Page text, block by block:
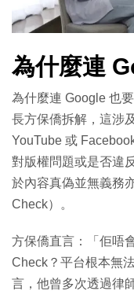
為什麼連
為什麼連 Google 也
長方保僑拆解，這涉
YouTube 或
對版權問題或是否違
於內容真偽並無義務
Check）。
方保僑直言：「佢唔
Check？平台根本無
言，他曾多次透過律